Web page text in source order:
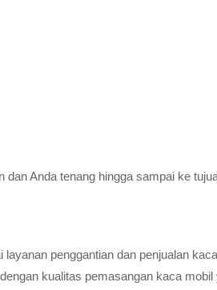
Anda tenang hingga sampai ke
penggantian dan penjualan
kualitas pemasangan kaca